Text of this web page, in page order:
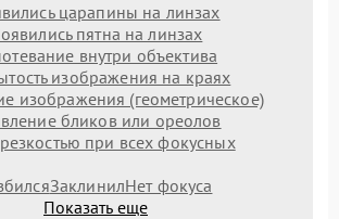
царапины на линзах
пятна на линзах
внутри объектива
изображения на краях
изображения (геометрическое)
бликов или ореолов
при всех фокусных
ЗаклинилНет фокуса
Показать еще